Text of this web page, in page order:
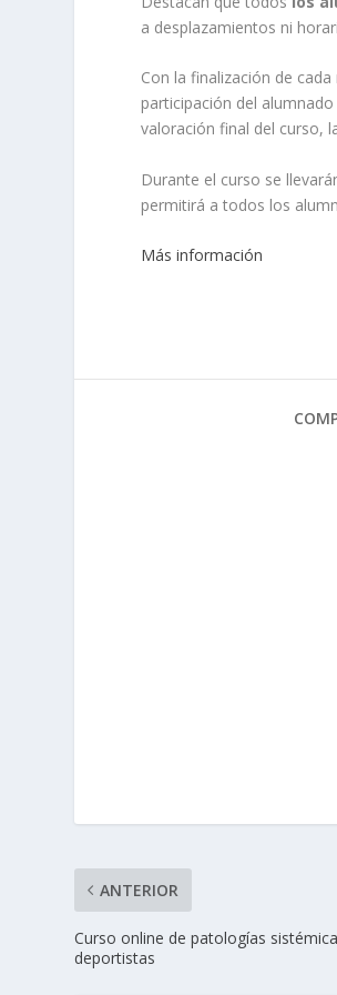
a desplazamientos ni
Con la finalización de
participación del
valoración final del curso,
Durante el curso se
permitirá a todos los
Más información
ANTERIOR
Curso online de patologías
deportistas